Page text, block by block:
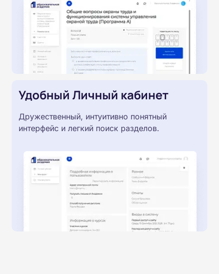
Удобный Личный кабинет
Дружественный, интуитивно понятный
интерфейс и легкий поиск разделов.